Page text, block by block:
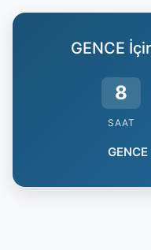
GENCE
8
SAAT